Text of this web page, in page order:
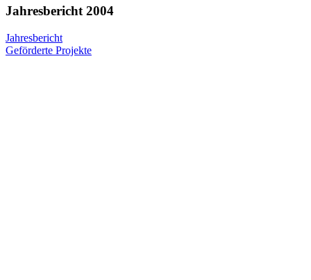
Jahresbericht 2004
Jahresbericht
Geförderte Projekte